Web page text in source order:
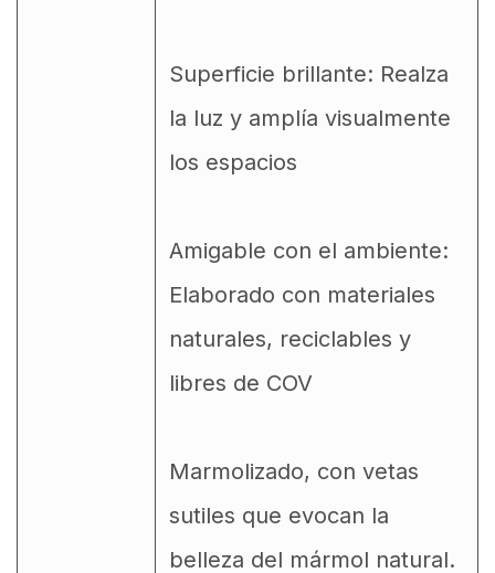
Superficie brillante: Realza
la luz y amplía visualmente
los espacios
Amigable con el ambiente:
Elaborado con materiales
naturales, reciclables y
libres de COV
Marmolizado, con vetas
sutiles que evocan la
belleza del mármol natural.